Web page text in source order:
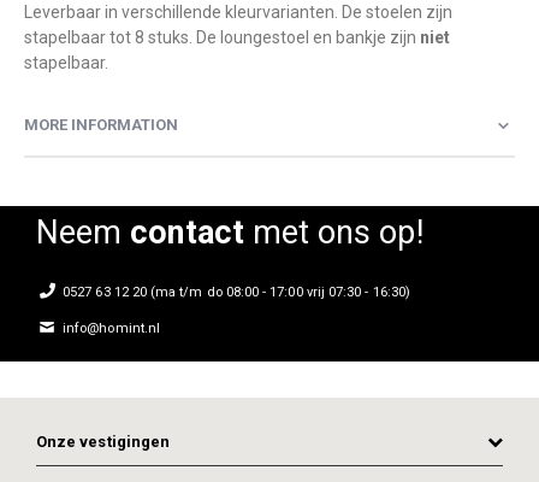
Leverbaar in verschillende kleurvarianten. De stoelen zijn
stapelbaar tot 8 stuks. De loungestoel en bankje zijn niet
stapelbaar.
MORE INFORMATION
Neem contactmet ons op!
0527 63 12 20 (ma t/m do 08:00 - 17:00 vrij 07:30 - 16:30)
info@homint.nl
Onze vestigingen